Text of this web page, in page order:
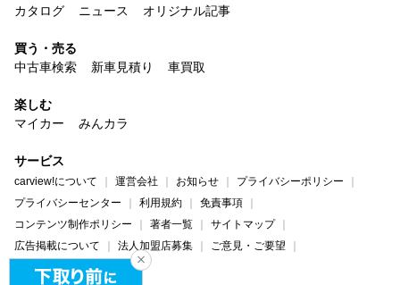
カタログ
ニュース オリジナル記事
買う・売る
中古車検索
新車見積り 車買取
楽しむ
マイカー
みんカラ
サービス
carview!について 運営会社 お知らせ
プライバシーポリシー
プライバシーセンター
利用規約
免責事項
コンテンツ制作ポリシー
著者一覧
サイトマップ
広告掲載について
法人加盟店募集
ご意見・ご要望
ヘルプ・お問い合わせ